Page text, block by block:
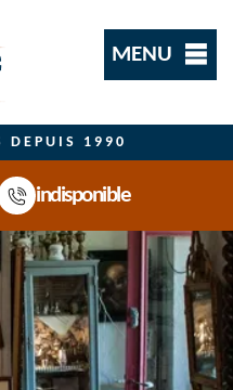
MENU
DEPUIS 1990
indisponible